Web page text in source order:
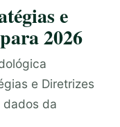
e
2026
e Diretrizes
dados da